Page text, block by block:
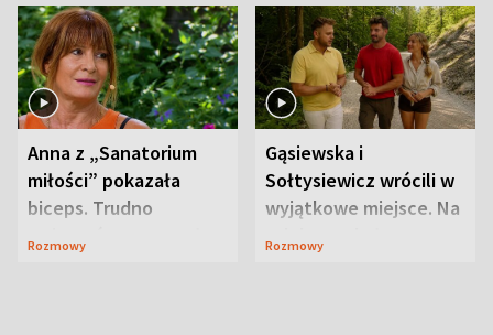
Anna z „Sanatorium
miłości” pokazała
biceps. Trudno
uwierzyć, co przeszła
Rozmowy
Gąsiewska i
Sołtysiewicz wrócili w
wyjątkowe miejsce. Na
szlaku czekał
Rozmowy